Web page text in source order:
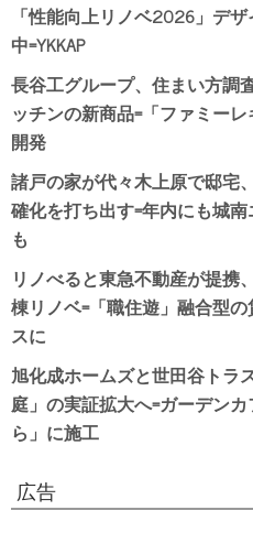
「性能向上リノベ2026」デ
中=YKKAP
長谷工グループ、住まい方調
ッチンの新商品=「ファミー
開発
諸戸の家が代々木上原で邸宅
確化を打ち出す=年内にも城
も
リノべると東急不動産が提携
棟リノベ=「職住遊」融合型
スに
旭化成ホームズと世田谷トラ
庭」の実証拡大へ=ガーデン
ら」に施工
広告